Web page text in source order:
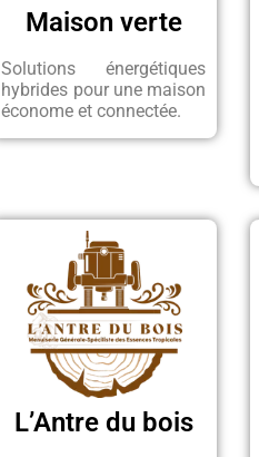
Maison verte
Solutions énergétiques
hybrides pour une maison
économe et connectée.
L’Antre du bois